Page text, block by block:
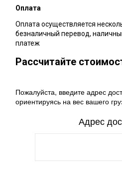
Оплата
Оплата осуществляется
безналичный перевод,
платеж
Рассчитайте
Пожалуйста, введите адрес
ориентируясь на вес вашего
Адрес